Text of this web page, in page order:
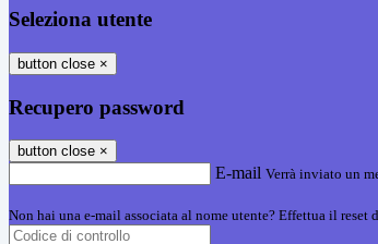
Seleziona utente
button close ×
Recupero password
button close ×
E-mail Verrà inviato un
Non hai una e-mail associata al nome utente? Effettua il reset